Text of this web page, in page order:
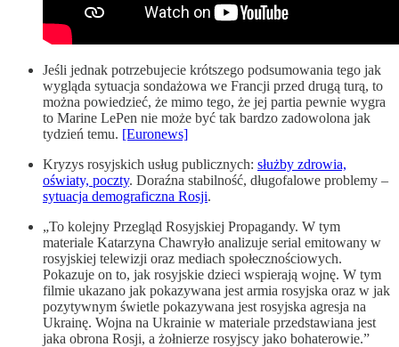
Jeśli jednak potrzebujecie krótszego podsumowania tego jak
wygląda sytuacja sondażowa we Francji przed drugą turą, to
można powiedzieć, że mimo tego, że jej partia pewnie wygra
to Marine LePen nie może być tak bardzo zadowolona jak
tydzień temu. [Euronews]
Kryzys rosyjskich usług publicznych: służby zdrowia,
oświaty, poczty. Doraźna stabilność, długofalowe problemy –
sytuacja demograficzna Rosji.
„To kolejny Przegląd Rosyjskiej Propagandy. W tym
materiale Katarzyna Chawryło analizuje serial emitowany w
rosyjskiej telewizji oraz mediach społecznościowych.
Pokazuje on to, jak rosyjskie dzieci wspierają wojnę. W tym
filmie ukazano jak pokazywana jest armia rosyjska oraz w jak
pozytywnym świetle pokazywana jest rosyjska agresja na
Ukrainę. Wojna na Ukrainie w materiale przedstawiana jest
jaka obrona Rosji, a żołnierze rosyjscy jako bohaterowie.”